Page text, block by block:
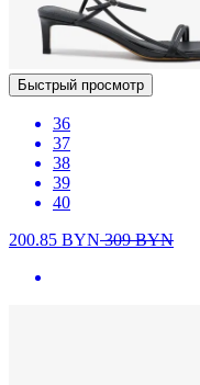
Быстрый просмотр
36
37
38
39
40
200.85 BYN309BYN